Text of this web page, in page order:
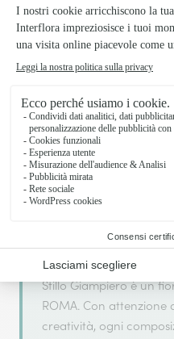
Il tuo fiorista artigiano
Stillo Giampiero si
Interflora, rete di
Stillo Giampiero è un
ROMA. Con attenzione
creatività, ogni